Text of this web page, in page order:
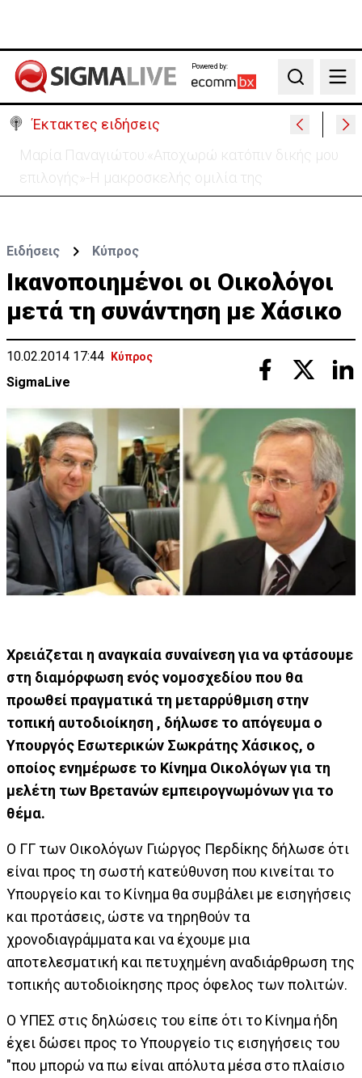
Powered by:
Search
Έκτακτες ειδήσεις
Στο «κίτρινο» η Κύπρος- Νέα προειδοποίηση για
εξαιρετικά υψηλές θερμοκρασίες
Ειδήσεις Κύπρος
Ικανοποιημένοι οι Οικολόγοι
μετά τη συνάντηση με Χάσικο
10.02.2014 17:44 Κύπρος
SigmaLive
Χρειάζεται η αναγκαία συναίνεση για να φτάσουμε
στη διαμόρφωση ενός νομοσχεδίου που θα
προωθεί πραγματικά τη μεταρρύθμιση στην
τοπική αυτοδιοίκηση , δήλωσε το απόγευμα ο
Υπουργός Εσωτερικών Σωκράτης Χάσικος, ο
οποίος ενημέρωσε το Κίνημα Οικολόγων για τη
μελέτη των Βρετανών εμπειρογνωμόνων για το
θέμα.
Ο ΓΓ των Οικολόγων Γιώργος Περδίκης δήλωσε ότι
είναι προς τη σωστή κατεύθυνση που κινείται το
Υπουργείο και το Κίνημα θα συμβάλει με εισηγήσεις
και προτάσεις, ώστε να τηρηθούν τα
χρονοδιαγράμματα και να έχουμε μια
αποτελεσματική και πετυχημένη αναδιάρθρωση της
τοπικής αυτοδιοίκησης προς όφελος των πολιτών.
Ο ΥΠΕΣ στις δηλώσεις του είπε ότι το Κίνημα ήδη
έχει δώσει προς το Υπουργείο τις εισηγήσεις του
"που μπορώ να πω είναι απόλυτα μέσα στο πλαίσιο